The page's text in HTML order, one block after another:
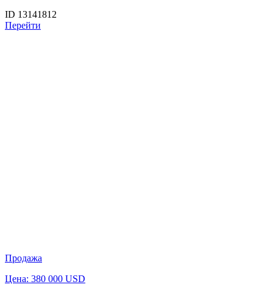
ID 13141812
Перейти
Продажа
Цена: 380 000 USD